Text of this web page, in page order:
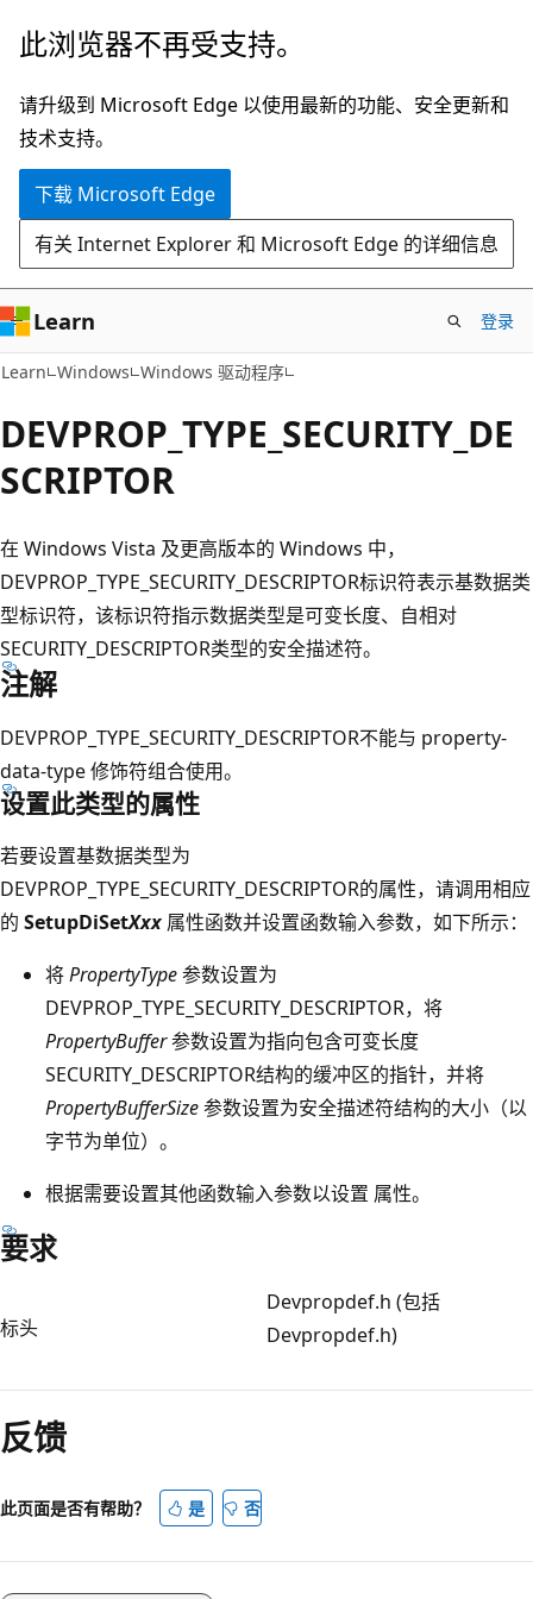
跳
主
要
内
此浏览器不再受支持。
请升级到 Microsoft Edge 以使用最新的功能、安全更新和
技术支持。
下载 Microsoft Edge
有关 Internet Explorer 和 Microsoft Edge 的详细信息
Learn 登录
Learn Windows Windows 驱动程序
DEVPROP_TYPE_SECURITY_DE
SCRIPTOR
在 Windows Vista 及更高版本的 Windows 中，
DEVPROP_TYPE_SECURITY_DESCRIPTOR标识符表示基数据类
型标识符，该标识符指示数据类型是可变长度、自相对
SECURITY_DESCRIPTOR类型的安全描述符。
注解
DEVPROP_TYPE_SECURITY_DESCRIPTOR不能与 property-
data-type 修饰符组合使用。
设置此类型的属性
若要设置基数据类型为
DEVPROP_TYPE_SECURITY_DESCRIPTOR的属性，请调用相应
的 SetupDiSetXxx 属性函数并设置函数输入参数，如下所示：
将PropertyType参数设置为
DEVPROP_TYPE_SECURITY_DESCRIPTOR，将
PropertyBuffer参数设置为指向包含可变长度
SECURITY_DESCRIPTOR结构的缓冲区的指针，并将
PropertyBufferSize参数设置为安全描述符结构的大小（以
字节为单位）。
根据需要设置其他函数输入参数以设置 属性。
要求
标头
Devpropdef.h (包括
Devpropdef.h)
读
模
已
用
反馈
此页面是否有帮助？ 是 否